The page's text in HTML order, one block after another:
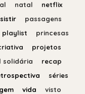
natal
netflix
passagens
playlist
princesas
projetos
solidária
recap
séries
vida
visto